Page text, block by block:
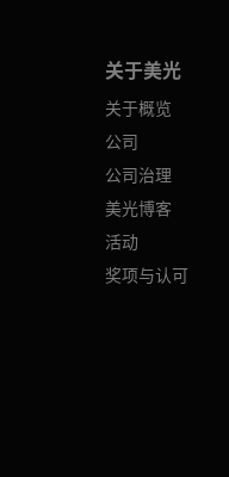
关于美光
关于概览
公司
公司治理
美光博客
活动
奖项与认可